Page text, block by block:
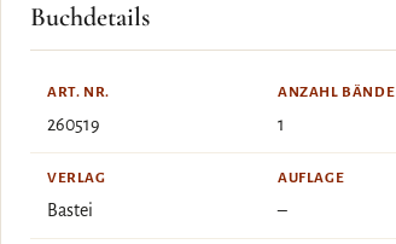
Buchdetails
ART. NR.
260519
ANZAHL BÄNDE
1
VERLAG
Bastei
AUFLAGE
–